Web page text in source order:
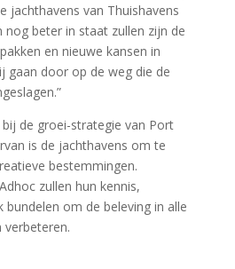
jachthavens van Thuishavens
nog beter in staat zullen zijn de
en nieuwe kansen in
gaan door op de weg die de
de groei-strategie van Port
is de jachthavens om te
bestemmingen.
zullen hun kennis,
om de beleving in alle
verbeteren.